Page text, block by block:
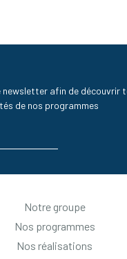
newsletter afin de découvrir
de nos programmes
Notre groupe
Nos programmes
Nos réalisations